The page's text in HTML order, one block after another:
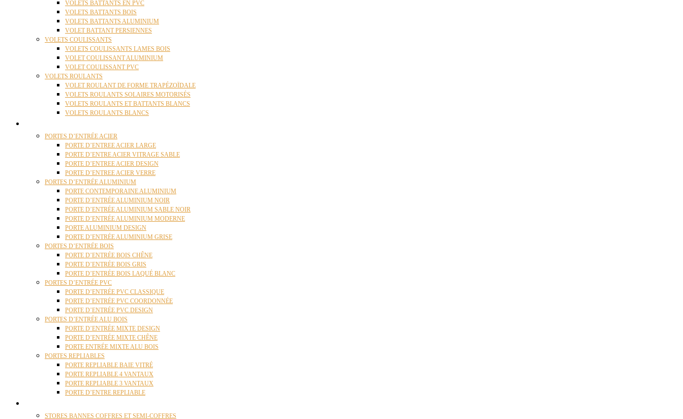
VOLETS BATTANTS EN PVC
VOLETS BATTANTS BOIS
VOLETS BATTANTS ALUMINIUM
VOLET BATTANT PERSIENNES
VOLETS COULISSANTS
VOLETS COULISSANTS LAMES BOIS
VOLET COULISSANT ALUMINIUM
VOLET COULISSANT PVC
VOLETS ROULANTS
VOLET ROULANT DE FORME TRAPÉZOÏDALE
VOLETS ROULANTS SOLAIRES MOTORISÉS
VOLETS ROULANTS ET BATTANTS BLANCS
VOLETS ROULANTS BLANCS
PORTES D’ENTRÉE ACIER
PORTE D’ENTREE ACIER LARGE
PORTE D’ENTRE ACIER VITRAGE SABLE
PORTE D’ENTREE ACIER DESIGN
PORTE D’ENTREE ACIER VERRE
PORTES D’ENTRÉE ALUMINIUM
PORTE CONTEMPORAINE ALUMINIUM
PORTE D’ENTRÉE ALUMINIUM NOIR
PORTE D’ENTRÉE ALUMINIUM SABLE NOIR
PORTE D’ENTRÉE ALUMINIUM MODERNE
PORTE ALUMINIUM DESIGN
PORTE D’ENTRÉE ALUMINIUM GRISE
PORTES D’ENTRÉE BOIS
PORTE D’ENTRÉE BOIS CHÊNE
PORTE D’ENTRÉE BOIS GRIS
PORTE D’ENTRÉE BOIS LAQUÉ BLANC
PORTES D’ENTRÉE PVC
PORTE D’ENTRÉE PVC CLASSIQUE
PORTE D’ENTRÉE PVC COORDONNÉE
PORTE D’ENTRÉE PVC DESIGN
PORTES D’ENTRÉE ALU BOIS
PORTE D’ENTRÉE MIXTE DESIGN
PORTE D’ENTRÉE MIXTE CHÊNE
PORTE ENTRÉE MIXTE ALU BOIS
PORTES REPLIABLES
PORTE REPLIABLE BAIE VITRÉ
PORTE REPLIABLE 4 VANTAUX
PORTE REPLIABLE 3 VANTAUX
PORTE D’ENTRE REPLIABLE
STORES BANNES COFFRES ET SEMI-COFFRES